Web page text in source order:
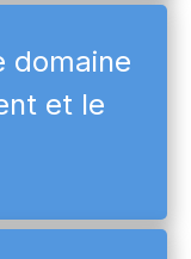
domaine
et le